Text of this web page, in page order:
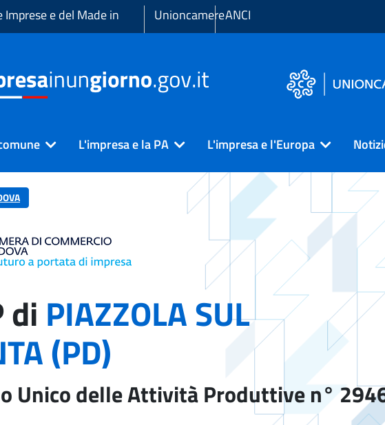
e del Made in
UnioncamereANCI
L'impresa e la PA L'impresa e l'Europa
di PIAZZOLA SUL
(PD)
Unico delle Attività Produttive n°